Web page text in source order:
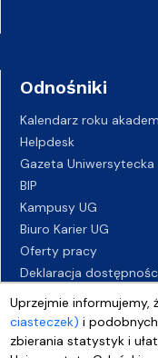
Uprzejmie informujemy,
ciasteczek) i
zbierania statystyk i
Odnośniki
Kalendarz roku
Helpdesk
Gazeta Uniwersytecka
BIP
Kampusy UG
Biuro Karier UG
Oferty pracy
Deklaracja